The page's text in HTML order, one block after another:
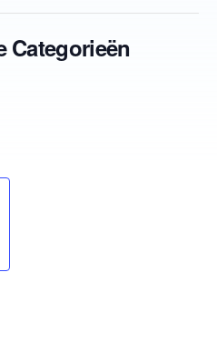
EXPAND
Categorieën